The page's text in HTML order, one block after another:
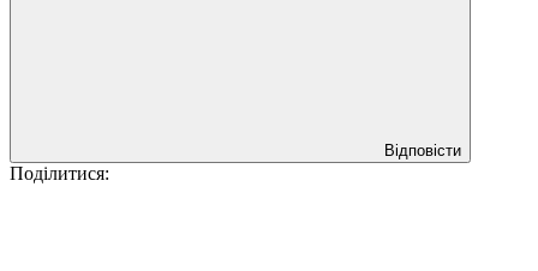
Відповісти
Поділитися: